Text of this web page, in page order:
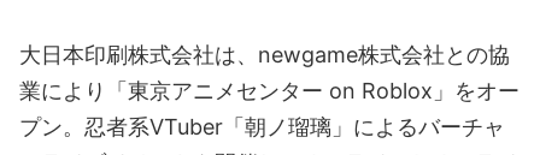
大日本印刷株式会社は、newgame株式会社との協
業により「東京アニメセンター on Roblox」をオー
プン。忍者系VTuber「朝ノ瑠璃」によるバーチャ